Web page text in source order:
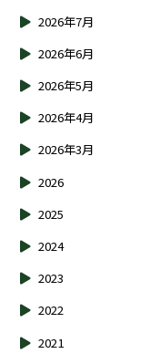
2026年7月
2026年6月
2026年5月
2026年4月
2026年3月
2026
2025
2024
2023
2022
2021